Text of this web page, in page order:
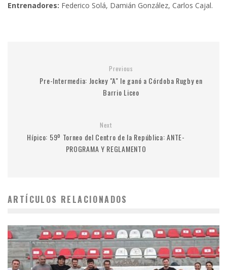
Entrenadores: Federico Solá, Damián González, Carlos Cajal.
Previous
Pre-Intermedia: Jockey "A" le ganó a Córdoba Rugby en
Barrio Liceo
Next
Hípico: 59º Torneo del Centro de la República: ANTE-
PROGRAMA Y REGLAMENTO
ARTÍCULOS RELACIONADOS